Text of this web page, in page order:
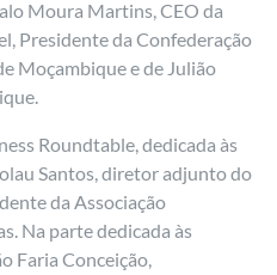
Moura Martins, CEO da
Presidente da Confederação
Moçambique e de Julião
Roundtable, dedicada às
Santos, diretor adjunto do
da Associação
Na parte dedicada às
Faria Conceição,